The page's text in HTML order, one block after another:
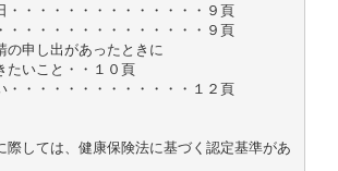
・・・・・・・・・・・・・・９頁
・・・・・・・・・・・・・・９頁
の申し出があったときに
たいこと・・１０頁
・・・・・・・・・・・・・１２頁
際しては、健康保険法に基づく認定基準があ